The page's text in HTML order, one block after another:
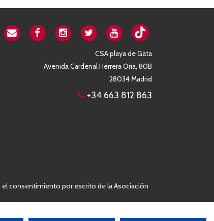
CSA playa de Gata
Avenida Cardenal Herrera Oria, 80B
28034 Madrid
+34 663 812 863
consentimiento por escrito de la Asociación